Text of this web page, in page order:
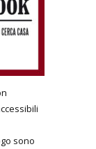
sono